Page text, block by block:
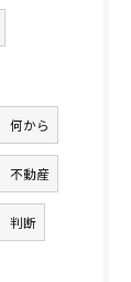
から
不動産
判断